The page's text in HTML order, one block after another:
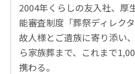
2004年くらしの友入社、厚
能審査制度「葬祭ディレク
故人様とご遺族に寄り添い
ら家族葬まで、これまで
携わる。